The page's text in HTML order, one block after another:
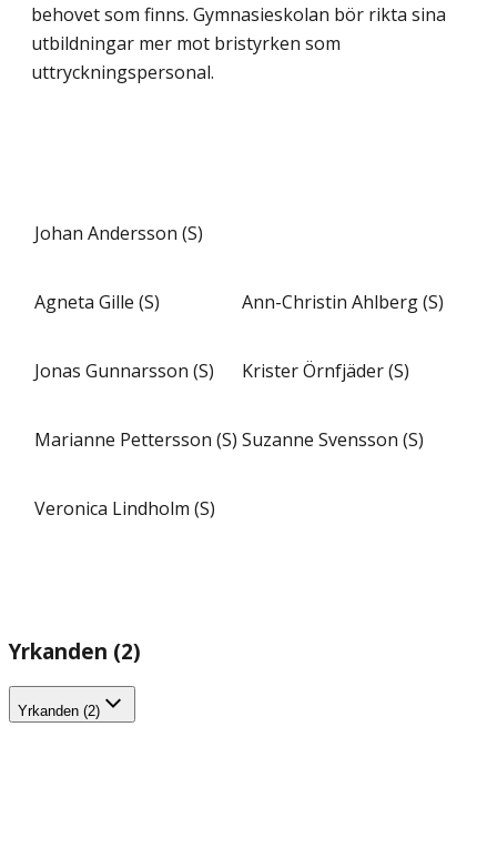
behovet som finns. Gymnasieskolan bör rikta sina
utbildningar mer mot bristyrken som
uttryckningspersonal.
Johan Andersson (S)
Agneta Gille (S) Ann-Christin Ahlberg (S)
Jonas Gunnarsson (S) Krister Örnfjäder (S)
Marianne Pettersson (S) Suzanne Svensson (S)
Veronica Lindholm (S)
Yrkanden (2)
Yrkanden (2)